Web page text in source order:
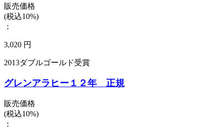
販売価格
(税込10%)
：
3,020 円
2013ダブルゴールド受賞
グレンアラヒー１２年 正規
販売価格
(税込10%)
：